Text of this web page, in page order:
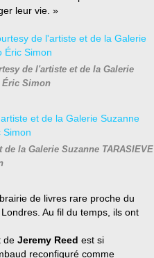
leur vie. »
de l'artiste et de la Galerie
Éric Simon
la Galerie Suzanne TARASIEVE
de livres rare proche du
Au fil du temps, ils ont
de Jeremy Reed est si
reconfiguré comme